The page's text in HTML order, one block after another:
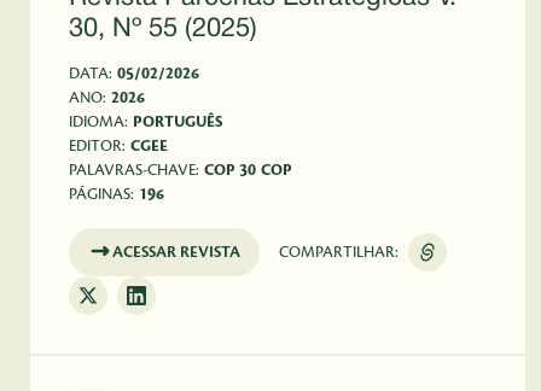
30, Nº 55 (2025)
DATA: 05/02/2026
ANO: 2026
IDIOMA: PORTUGUÊS
EDITOR: CGEE
PALAVRAS-CHAVE: COP 30 COP
PÁGINAS: 196
ACESSAR REVISTA COMPARTILHAR: